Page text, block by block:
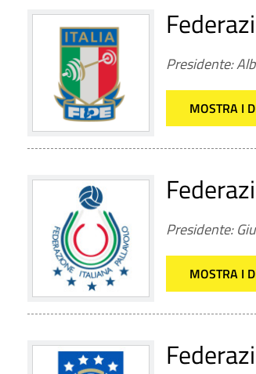
Presidente:
MOSTRA I
Presidente:
MOSTRA I